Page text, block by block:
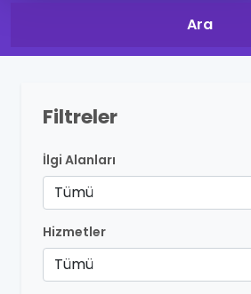
Filtreler
İlgi Alanları
Tümü
Hizmetler
Tümü